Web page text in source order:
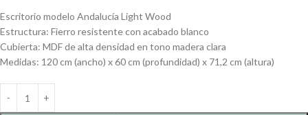
Escritorio modelo Andalucía Light Wood
Estructura: Fierro resistente con acabado blanco
Cubierta: MDF de alta densidad en tono madera clara
Medidas: 120 cm (ancho) x 60 cm (profundidad) x 71,2 cm (altura)